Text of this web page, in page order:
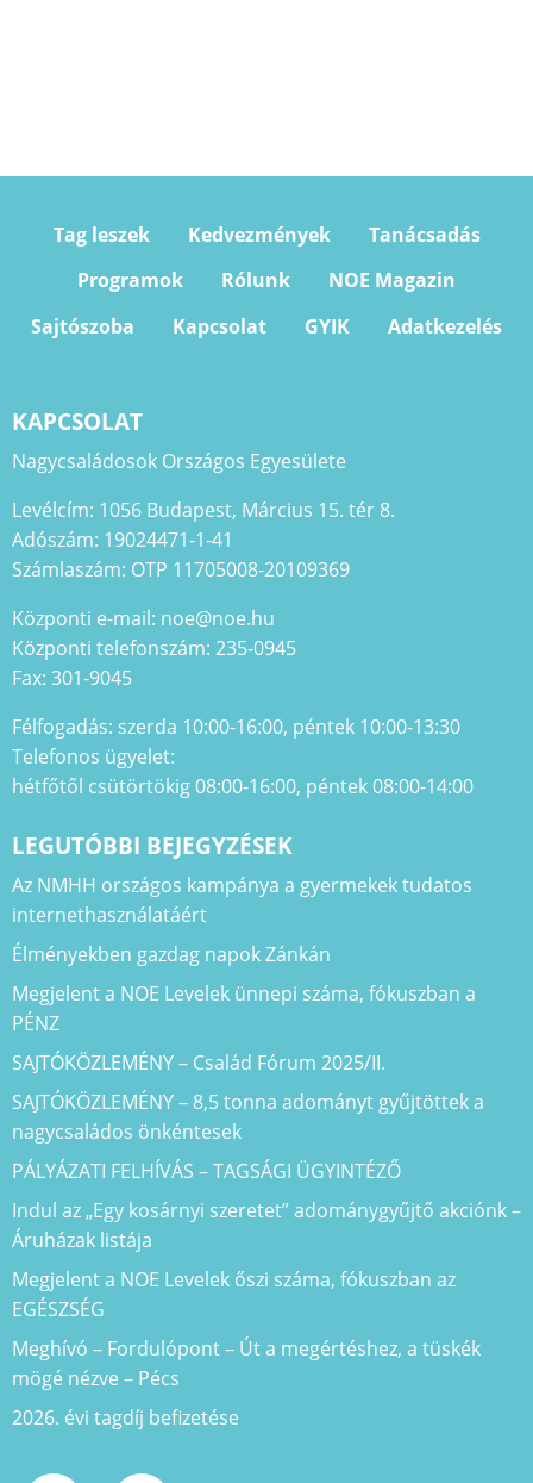
Tag leszek Kedvezmények
Tanácsadás
Programok
Rólunk
NOE Magazin
Sajtószoba
Kapcsolat GYIK Adatkezelés
KAPCSOLAT
Nagycsaládosok Országos Egyesülete
Levélcím: 1056 Budapest, Március 15. tér 8.
Adószám: 19024471-1-41
Számlaszám: OTP 11705008-20109369
Központi e-mail: noe@noe.hu
Központi telefonszám: 235-0945
Fax: 301-9045
Félfogadás: szerda 10:00-16:00, péntek 10:00-13:30
Telefonos ügyelet:
hétfőtől csütörtökig 08:00-16:00, péntek 08:00-14:00
LEGUTÓBBI BEJEGYZÉSEK
Az NMHH országos kampánya a gyermekek tudatos
internethasználatáért
Élményekben gazdag napok Zánkán
Megjelent a NOE Levelek ünnepi száma, fókuszban a
PÉNZ
SAJTÓKÖZLEMÉNY – Család Fórum 2025/II.
SAJTÓKÖZLEMÉNY – 8,5 tonna adományt gyűjtöttek a
nagycsaládos önkéntesek
PÁLYÁZATI FELHÍVÁS – TAGSÁGI ÜGYINTÉZŐ
Indul az „Egy kosárnyi szeretet” adománygyűjtő akciónk –
Áruházak listája
Megjelent a NOE Levelek őszi száma, fókuszban az
EGÉSZSÉG
Meghívó – Fordulópont – Út a megértéshez, a tüskék
mögé nézve – Pécs
2026. évi tagdíj befizetése